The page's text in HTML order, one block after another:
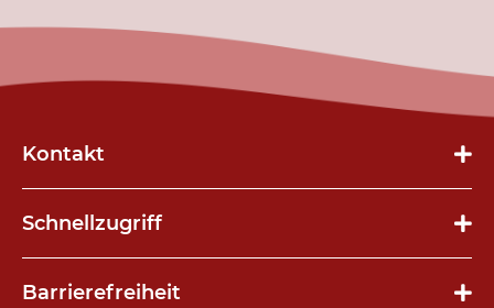
Kontakt
Schnellzugriff
überspringen
Barrierefreiheit